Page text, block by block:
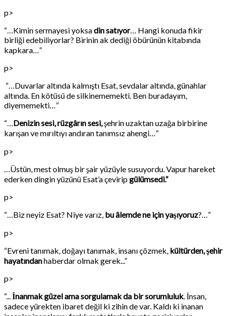
p>
“…Kimin sermayesi yoksadin satıyor… Hangi konuda fikir
birliği edebiliyorlar? Birinin ak dediği öbürünün kitabında
kapkara…”
p>
“…Duvarlar altında kalmıştı Esat, sevdalar altında, günahlar
altında. En kötüsü de silkinememekti. Ben buradayım,
diyememekti…”
“…Denizin sesi, rüzgârın sesi,şehrin uzaktan uzağa birbirine
karışan ve mırıltıyı andıran tanımsız ahengi…”
p>
…Üstün, mest olmuş bir şair yüzüyle susuyordu. Vapur hareket
ederken dingin yüzünü Esat’a çeviripgülümsedi.”
p>
“…Biz neyiz Esat? Niye varız, bu âlemde ne için yaşıyoruz?…”
p>
“Evreni tanımak, doğayı tanımak, insanı çözmek, kültürden, şehir
hayatındanhaberdar olmak gerek...”
p>
“...İnanmak güzel ama sorgulamak da bir sorumluluk. İnsan,
sadece yürekten ibaret değil ki zihin de var. Kaldı ki inanan